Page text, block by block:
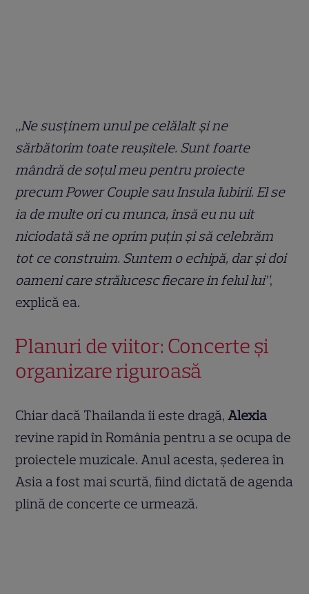
„Ne susținem unul pe celălalt și ne
sărbătorim toate reușitele. Sunt foarte
mândră de soțul meu pentru proiecte
precum Power Couple sau Insula Iubirii. El se
ia de multe ori cu munca, însă eu nu uit
niciodată să ne oprim puțin și să celebrăm
tot ce construim. Suntem o echipă, dar și doi
oameni care strălucesc fiecare în felul lui”,
explică ea.
Planuri de viitor: Concerte și
organizare riguroasă
Chiar dacă Thailanda îi este dragă,Alexia
revine rapid în România pentru a se ocupa de
proiectele muzicale. Anul acesta, șederea în
Asia a fost mai scurtă, fiind dictată de agenda
plină de concerte ce urmează.